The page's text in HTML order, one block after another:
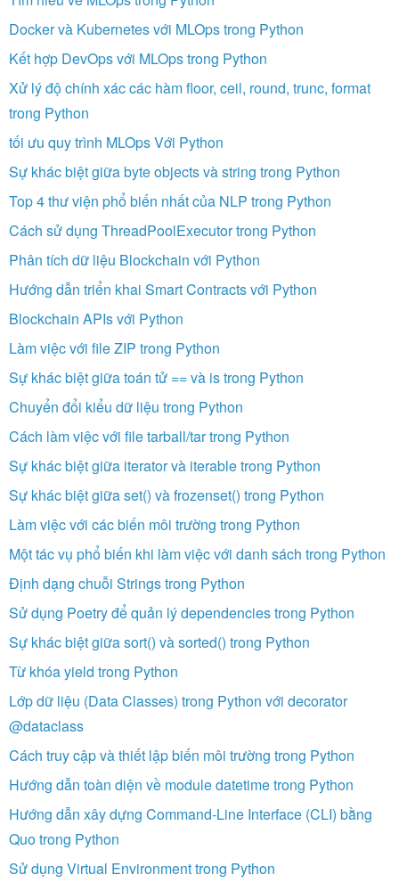
Docker và Kubernetes với MLOps trong Python
Kết hợp DevOps với MLOps trong Python
Xử lý độ chính xác các hàm floor, ceil, round, trunc, format
trong Python
tối ưu quy trình MLOps Với Python
Sự khác biệt giữa byte objects và string trong Python
Top 4 thư viện phổ biến nhất của NLP trong Python
Cách sử dụng ThreadPoolExecutor trong Python
Phân tích dữ liệu Blockchain với Python
Hướng dẫn triển khai Smart Contracts với Python
Blockchain APIs với Python
Làm việc với file ZIP trong Python
Sự khác biệt giữa toán tử == và is trong Python
Chuyển đổi kiểu dữ liệu trong Python
Cách làm việc với file tarball/tar trong Python
Sự khác biệt giữa iterator và iterable trong Python
Sự khác biệt giữa set() và frozenset() trong Python
Làm việc với các biến môi trường trong Python
Một tác vụ phổ biến khi làm việc với danh sách trong Python
Định dạng chuỗi Strings trong Python
Sử dụng Poetry để quản lý dependencies trong Python
Sự khác biệt giữa sort() và sorted() trong Python
Từ khóa yield trong Python
Lớp dữ liệu (Data Classes) trong Python với decorator
@dataclass
Cách truy cập và thiết lập biến môi trường trong Python
Hướng dẫn toàn diện về module datetime trong Python
Hướng dẫn xây dựng Command-Line Interface (CLI) bằng
Quo trong Python
Sử dụng Virtual Environment trong Python